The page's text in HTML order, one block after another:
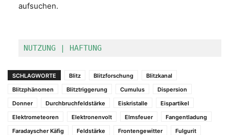
aufsuchen.
NUTZUNG | HAFTUNG
SCHLAGWORTE Blitz Blitzforschung
Blitzkanal
Blitzphänomen
Blitztriggerung Cumulus
Dispersion
Donner
Durchbruchfeldstärke Eiskristalle
Eispartikel
Elektrometeoren
Elektronenvolt Elmsfeuer
Fangentladung
Faradayscher Käfig
Feldstärke Frontengewitter
Fulgurit